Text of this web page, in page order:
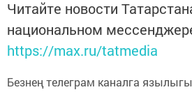
Читайте новости
национальном
https://max.ru/tatmedia
Безнең телеграм каналга